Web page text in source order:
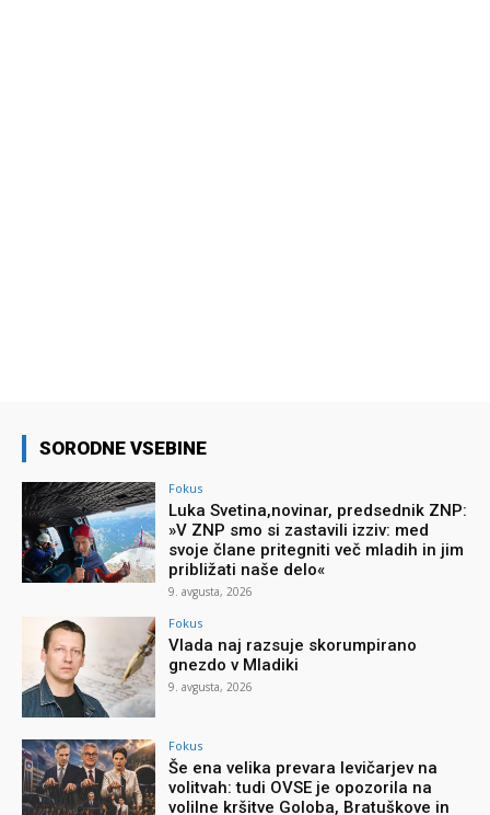
SORODNE VSEBINE
Fokus
Luka Svetina,novinar, predsednik ZNP:
»V ZNP smo si zastavili izziv: med
svoje člane pritegniti več mladih in jim
približati naše delo«
9. avgusta, 2026
Fokus
Vlada naj razsuje skorumpirano
gnezdo v Mladiki
9. avgusta, 2026
Fokus
Še ena velika prevara levičarjev na
volitvah: tudi OVSE je opozorila na
volilne kršitve Goloba, Bratuškove in